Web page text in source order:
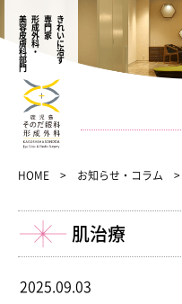
きれいに治す
専門家
形成外科・
美容皮膚科部門
HOME お知らせ・コラム
肌治療
2025.09.03